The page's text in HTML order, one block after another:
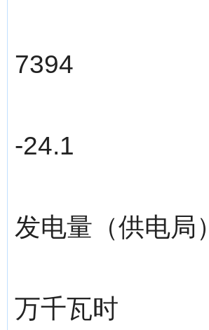
7394
-24.1
发电量（供电局）
万千瓦时